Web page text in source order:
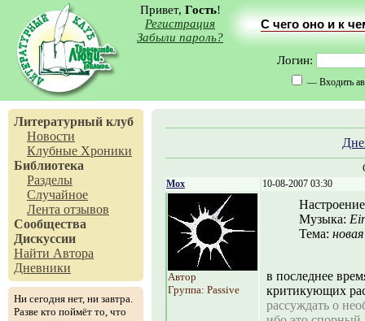
Привет, Гость!
Регистрация
Забыли пароль?
С чего оно и к
Логин:
— Входить
Литературный клуб
Новости
Клубные Хроники
Библиотека
Разделы
Случайное
Лента отзывов
Сообщества
Дискуссии
Найти Автора
Дневники
Ни сегодня нет, ни завтра.
Разве кто поймёт то, что
Mox
10-08-2007 03:30
Автор
Группа: Passive
Музыка:
Тема:
в последнее
критикующих
рассуждать о